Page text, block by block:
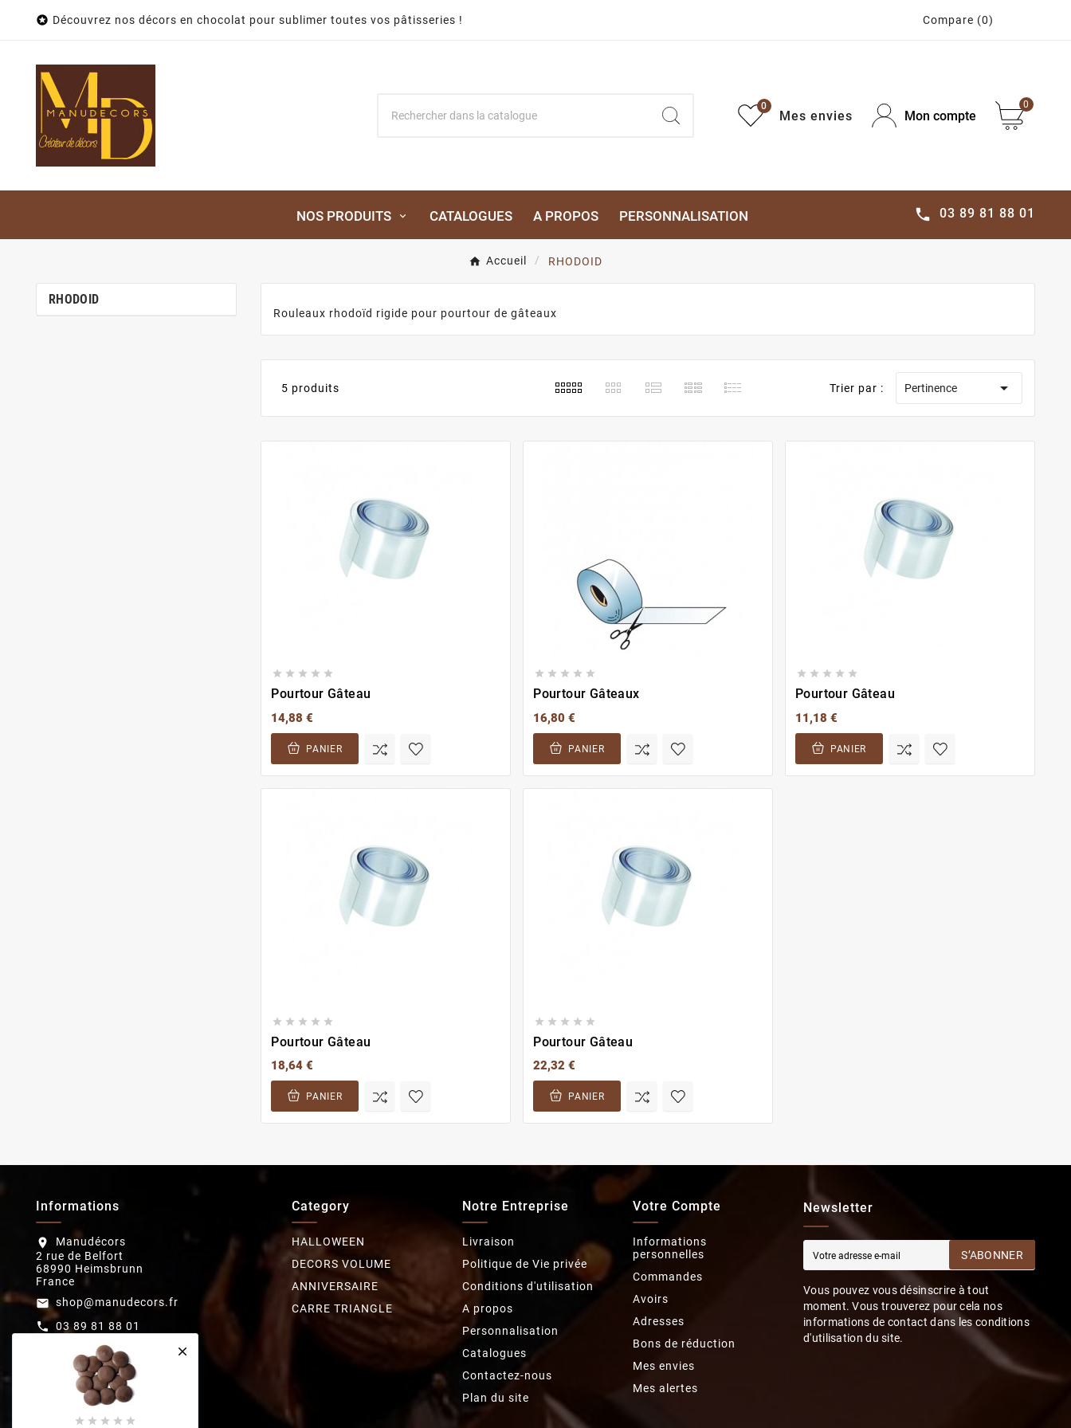

    
 Découvrez nos décors en chocolat pour sublimer toutes vos pâtisseries ! Compare (0)
Mes envies
0
Mon compte
0
NOS PRODUITS CATALOGUES A PROPOS PERSONNALISATION  03 89 81 88 01
Accueil RHODOID
RHODOID
Rouleaux rhodoïd rigide pour pourtour de gâteaux
5 produits Trier par : Pertinence 
    
Pourtour Gâteau
14,88 €
PANIER
    
Pourtour Gâteaux
16,80 €
PANIER
    
Pourtour Gâteau
11,18 €
PANIER
    
Pourtour Gâteau
18,64 €
PANIER
    
Pourtour Gâteau
22,32 €
PANIER
Informations
location_on
Manudécors
2 rue de Belfort
68990 Heimsbrunn
France
email shop@manudecors.fr
call 03 89 81 88 01
Category
HALLOWEEN
DECORS VOLUME
ANNIVERSAIRE
CARRE TRIANGLE
Notre Entreprise
Livraison
Politique de Vie privée
Conditions d'utilisation
A propos
Personnalisation
Catalogues
Contactez-nous
Plan du site
Votre Compte
Informations
personnelles
Commandes
Avoirs
Adresses
Bons de réduction
Mes envies
Mes alertes
Newsletter
S’ABONNER
Vous pouvez vous désinscrire à tout
moment. Vous trouverez pour cela nos
informations de contact dans les conditions
d'utilisation du site.